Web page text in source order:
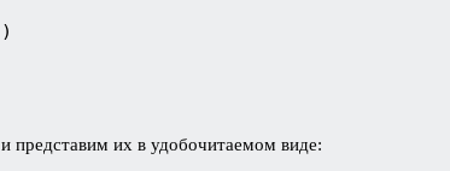
и представим их в удобочитаемом виде: